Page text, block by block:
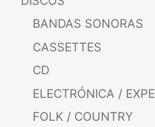
BANDAS SONORAS
CASSETTES
CD
ELECTRÓNICA /
FOLK / COUNTRY